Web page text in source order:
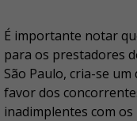
É importante notar
para os prestadores
São Paulo, cria-se
favor dos
inadimplentes com